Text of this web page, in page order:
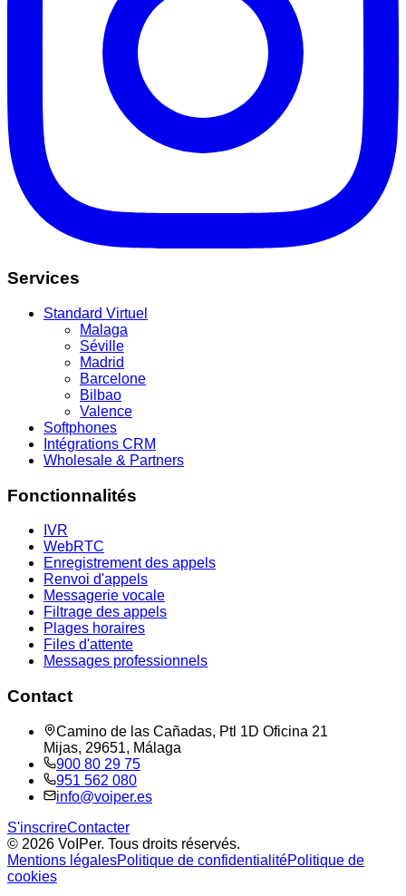
Services
Standard Virtuel
Malaga
Séville
Madrid
Barcelone
Bilbao
Valence
Softphones
Intégrations CRM
Wholesale & Partners
Fonctionnalités
IVR
WebRTC
Enregistrement des appels
Renvoi d'appels
Messagerie vocale
Filtrage des appels
Plages horaires
Files d'attente
Messages professionnels
Contact
Camino de las Cañadas, Ptl 1D Oficina 21
Mijas, 29651, Málaga
900 80 29 75
951 562 080
info@voiper.es
S'inscrireContacter
© 2026 VoIPer. Tous droits réservés.
Mentions légalesPolitique de confidentialitéPolitique de
cookies